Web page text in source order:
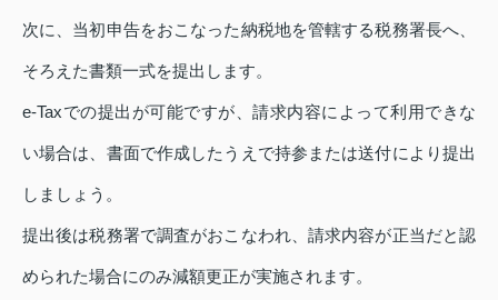
次に、当初申告をおこなった納税地を管轄する税務署長へ、
そろえた書類一式を提出します。
e-Taxでの提出が可能ですが、請求内容によって利用できな
い場合は、書面で作成したうえで持参または送付により提出
しましょう。
提出後は税務署で調査がおこなわれ、請求内容が正当だと認
められた場合にのみ減額更正が実施されます。